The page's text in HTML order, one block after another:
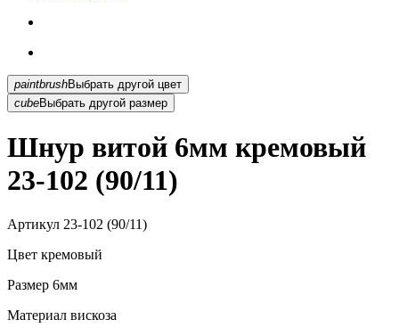
paintbrush
Выбрать другой цвет
cubeВыбрать другой размер
Шнур витой 6мм кремовый
23-102 (90/11)
Артикул 23-102 (90/11)
Цвет кремовый
Размер 6мм
Материал вискоза